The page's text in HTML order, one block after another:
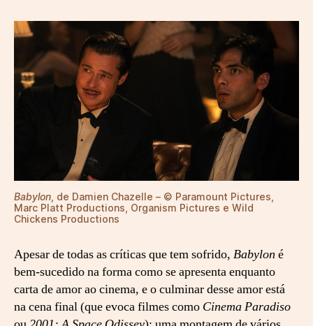
Babylon , de Damien Chazelle – © Paramount Pictures,
Marc Platt Productions, Organism Pictures e Wild
Chickens Productions
Apesar de todas as críticas que tem sofrido, Babylon é
bem-sucedido na forma como se apresenta enquanto
carta de amor ao cinema, e o culminar desse amor está
na cena final (que evoca filmes como Cinema Paradiso